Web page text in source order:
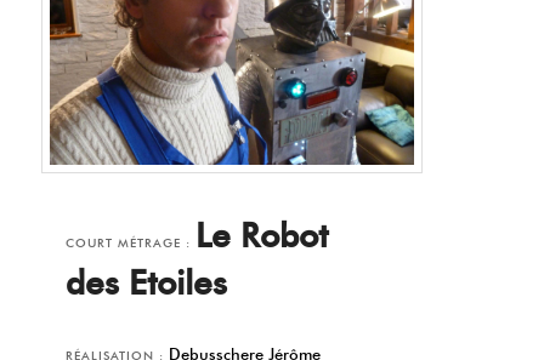
COURT MÉTRAGE :
Le Robot
des Etoiles
RÉALISATION : Debusschere Jérôme